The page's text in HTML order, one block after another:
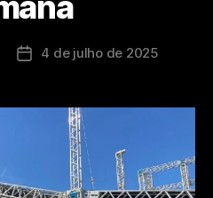
4 de julho de 2025